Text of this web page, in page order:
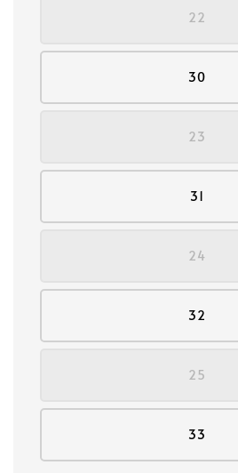
22
30
23
31
24
32
25
33